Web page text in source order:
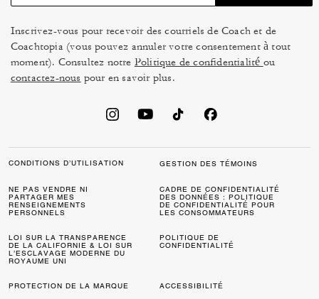
Inscrivez-vous pour recevoir des courriels de Coach et de
Coachtopia (vous pouvez annuler votre consentement à tout
moment). Consultez notre Politique de confidentialité ou
contactez-nous pour en savoir plus.
CONDITIONS D’UTILISATION GESTION DES TÉMOINS
NE PAS VENDRE NI
PARTAGER MES
RENSEIGNEMENTS
PERSONNELS
CADRE DE CONFIDENTIALITÉ
DES DONNÉES : POLITIQUE
DE CONFIDENTIALITÉ POUR
LES CONSOMMATEURS
LOI SUR LA TRANSPARENCE
DE LA CALIFORNIE & LOI SUR
L’ESCLAVAGE MODERNE DU
ROYAUME UNI
POLITIQUE DE
CONFIDENTIALITÉ
PROTECTION DE LA MARQUE ACCESSIBILITÉ